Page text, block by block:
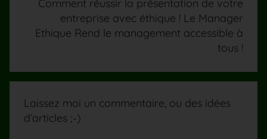
Comment réussir la présentation de votre
entreprise avec éthique ! Le Manager
Ethique Rend le management accessible à
tous !
Laissez moi un commentaire, ou des idées
d’articles ;-)